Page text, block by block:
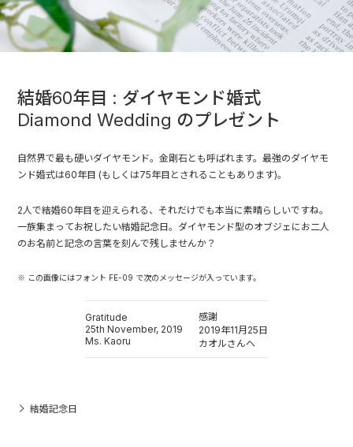
結婚60年目 : ダイヤモンド婚式
Diamond Wedding のプレゼント
自然界で最も硬いダイヤモンド。金剛石とも呼ばれます。最強のダイヤモ
ンド婚式は60年目 (もしくは75年目とされることもあります)。
2人で結婚60年目を迎えられる、それだけでも本当に素晴らしいですね。
一族集まってお祝したい結婚記念日。ダイヤモンド型のオブジェにお二人
のお名前と記念の言葉を刻んで残しませんか？
※ この画像にはフォント FE-09 で次のメッセージが入っています。
Gratitude
25th November, 2019
Ms. Kaoru
感謝
2019年11月25日
カオルさんへ
結婚記念日